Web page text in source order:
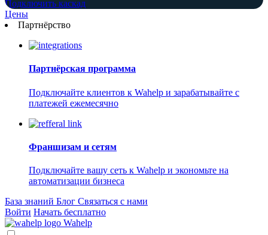
Подключить каскад
Цены
Партнёрство
Партнёрская программа
Подключайте клиентов к Wahelp и зарабатывайте с
платежей ежемесячно
Франшизам и сетям
Подключайте вашу сеть к Wahelp и экономьте на
автоматизации бизнеса
База знаний Блог Связаться с нами
Войти Начать бесплатно
Wahelp